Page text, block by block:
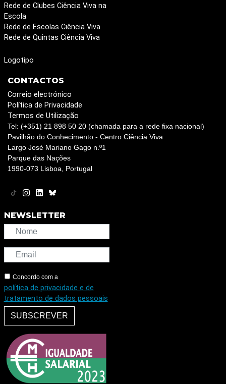
Rede de Clubes Ciência Viva na
Escola
Rede de Escolas Ciência Viva
Rede de Quintas Ciência Viva
Logotipo
CONTACTOS
Correio electrónico
Política de Privacidade
Termos de Utilização
Tel: (+351) 21 898 50 20 (chamada para a rede fixa nacional)
Pavilhão do Conhecimento - Centro Ciência Viva
Largo José Mariano Gago n.º1
Parque das Nações
1990-073 Lisboa, Portugal
NEWSLETTER
Concordo com a
política de privacidade e de
tratamento de dados pessoais
SUBSCREVER